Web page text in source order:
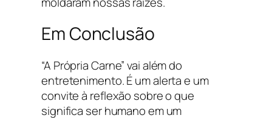
Em Conclusão
“A Própria Carne” vai além do
entretenimento. É um alerta e um
convite à reflexão sobre o que
significa ser humano em um